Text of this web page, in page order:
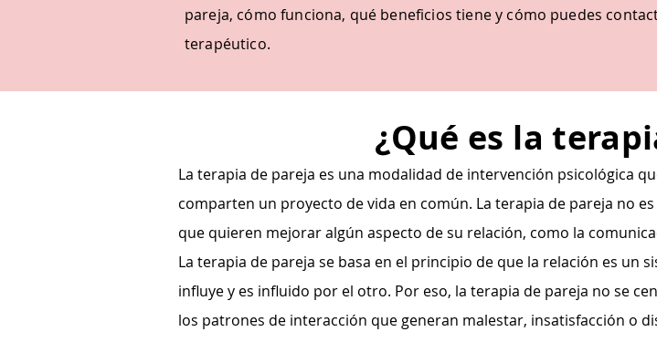
pareja, cómo funciona, qué beneficios tiene y cómo puedes
terapéutico.
¿Qué es la
La terapia de pareja es una modalidad de intervención psicológica
comparten un proyecto de vida en común. La terapia de pareja no
que quieren mejorar algún aspecto de su relación, como la
La terapia de pareja se basa en el principio de que la relación es un
influye y es influido por el otro. Por eso, la terapia de pareja no se
los patrones de interacción que generan malestar, insatisfacción o